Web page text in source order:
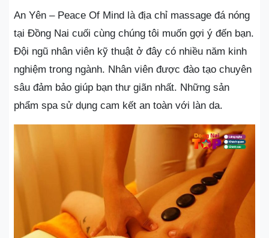
An Yên – Peace Of Mind là địa chỉ massage đá nóng
tại Đồng Nai cuối cùng chúng tôi muốn gợi ý đến bạn.
Đội ngũ nhân viên kỹ thuật ở đây có nhiều năm kinh
nghiệm trong ngành. Nhân viên được đào tạo chuyên
sâu đảm bảo giúp bạn thư giãn nhất. Những sản
phẩm spa sử dụng cam kết an toàn với làn da.